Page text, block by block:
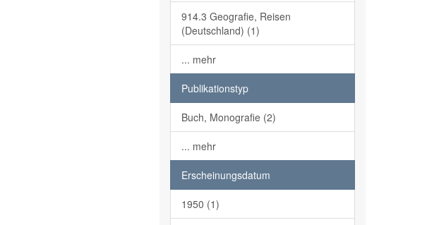
914.3 Geografie, Reisen
(Deutschland) (1)
... mehr
Publikationstyp
Buch, Monografie (2)
... mehr
Erscheinungsdatum
1950 (1)